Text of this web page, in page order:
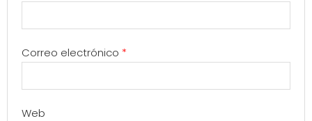
Correo electrónico *
Web